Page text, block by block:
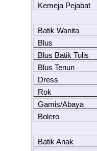
Kemeja Pejabat
Batik Wanita
Blus
Blus Batik Tulis
Blus Tenun
Dress
Rok
Gamis/Abaya
Bolero
Batik Anak